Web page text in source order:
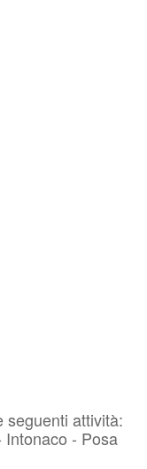
seguenti attività:
- Posa